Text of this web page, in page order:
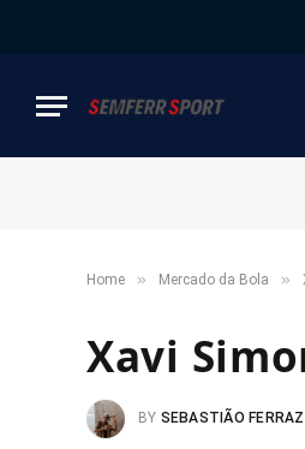
Home » Mercado da Bola »
Xavi
BY SEBASTIÃO FERRAZ